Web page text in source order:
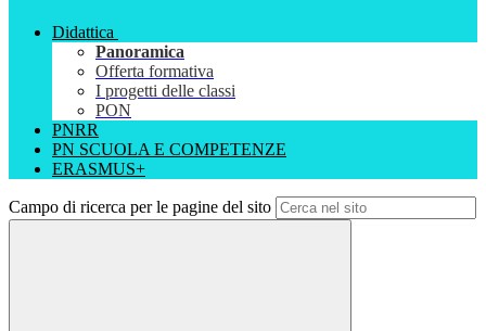
Didattica
Panoramica
Offerta formativa
I progetti delle classi
PON
PNRR
PN SCUOLA E COMPETENZE
ERASMUS+
Campo di ricerca per le pagine del sito